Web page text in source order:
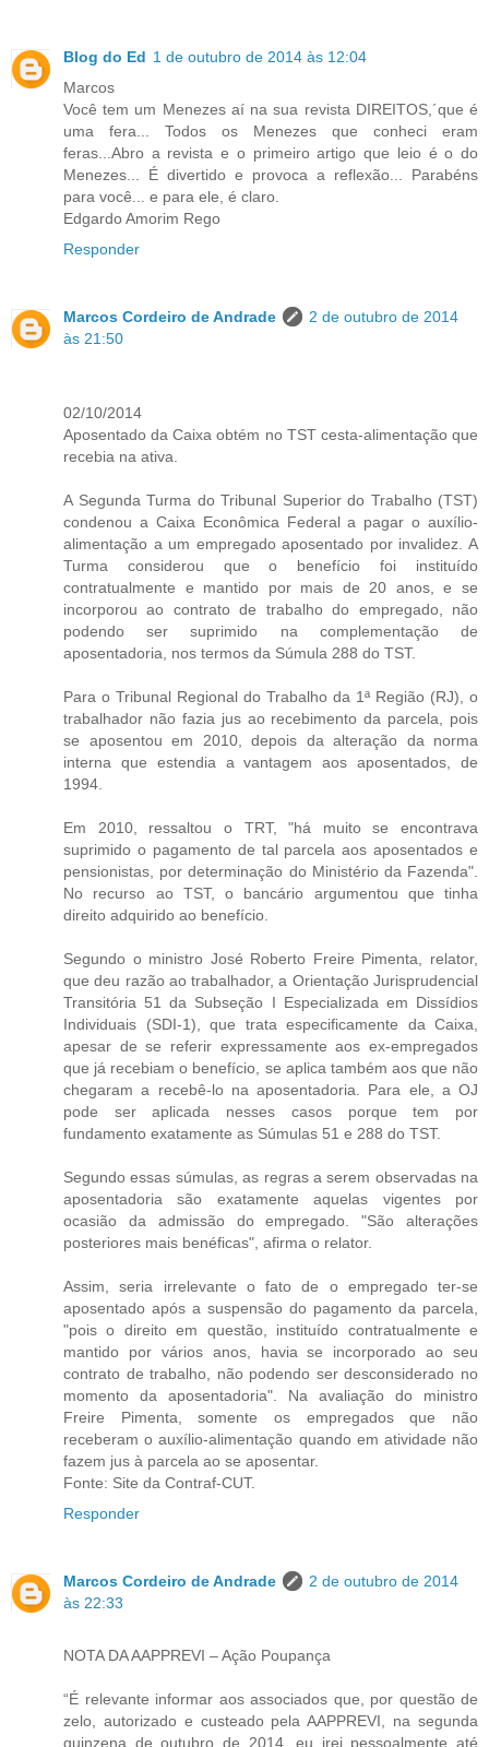
Blog do Ed 1 de outubro de 2014 às 12:04
Marcos
Você tem um Menezes aí na sua revista DIREITOS,´que é
uma fera... Todos os Menezes que conheci eram
feras...Abro a revista e o primeiro artigo que leio é o do
Menezes... É divertido e provoca a reflexão... Parabéns
para você... e para ele, é claro.
Edgardo Amorim Rego
Responder
Marcos Cordeiro de Andrade
2 de outubro de 2014
às 21:50
02/10/2014
Aposentado da Caixa obtém no TST cesta-alimentação que
recebia na ativa.
A Segunda Turma do Tribunal Superior do Trabalho (TST)
condenou a Caixa Econômica Federal a pagar o auxílio-
alimentação a um empregado aposentado por invalidez. A
Turma considerou que o benefício foi instituído
contratualmente e mantido por mais de 20 anos, e se
incorporou ao contrato de trabalho do empregado, não
podendo ser suprimido na complementação de
aposentadoria, nos termos da Súmula 288 do TST.
Para o Tribunal Regional do Trabalho da 1ª Região (RJ), o
trabalhador não fazia jus ao recebimento da parcela, pois
se aposentou em 2010, depois da alteração da norma
interna que estendia a vantagem aos aposentados, de
1994.
Em 2010, ressaltou o TRT, "há muito se encontrava
suprimido o pagamento de tal parcela aos aposentados e
pensionistas, por determinação do Ministério da Fazenda".
No recurso ao TST, o bancário argumentou que tinha
direito adquirido ao benefício.
Segundo o ministro José Roberto Freire Pimenta, relator,
que deu razão ao trabalhador, a Orientação Jurisprudencial
Transitória 51 da Subseção I Especializada em Dissídios
Individuais (SDI-1), que trata especificamente da Caixa,
apesar de se referir expressamente aos ex-empregados
que já recebiam o benefício, se aplica também aos que não
chegaram a recebê-lo na aposentadoria. Para ele, a OJ
pode ser aplicada nesses casos porque tem por
fundamento exatamente as Súmulas 51 e 288 do TST.
Segundo essas súmulas, as regras a serem observadas na
aposentadoria são exatamente aquelas vigentes por
ocasião da admissão do empregado. "São alterações
posteriores mais benéficas", afirma o relator.
Assim, seria irrelevante o fato de o empregado ter-se
aposentado após a suspensão do pagamento da parcela,
"pois o direito em questão, instituído contratualmente e
mantido por vários anos, havia se incorporado ao seu
contrato de trabalho, não podendo ser desconsiderado no
momento da aposentadoria". Na avaliação do ministro
Freire Pimenta, somente os empregados que não
receberam o auxílio-alimentação quando em atividade não
fazem jus à parcela ao se aposentar.
Fonte: Site da Contraf-CUT.
Responder
Marcos Cordeiro de Andrade
2 de outubro de 2014
às 22:33
NOTA DA AAPPREVI – Ação Poupança
“É relevante informar aos associados que, por questão de
zelo, autorizado e custeado pela AAPPREVI, na segunda
quinzena de outubro de 2014, eu irei pessoalmente até